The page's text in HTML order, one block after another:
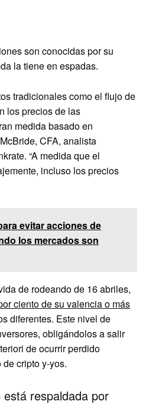
son conocidas por su
la tiene en espadas.
tradicionales como el flujo de
los precios de las
medida basado en
CFA, analista
“A medida que el
incluso los precios
evitar acciones de
los mercados son
de rodeando de 16 abriles,
ciento de su valencia o más
diferentes. Este nivel de
obligándolos a salir
de ocurrir perdido
cripto y-yos.
respaldada por